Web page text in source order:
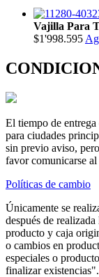
Vajilla Para
$1'998.595
El tiempo de
para ciudades
sin previo aviso,
favor comunicarse
Políticas de cambio
Únicamente se
después de
producto y caja
o cambios en
especiales o
finalizar existencias".